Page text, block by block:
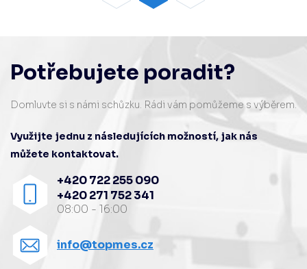
Potřebujete poradit?
Domluvte si s námi schůzku. Rádi vám pomůžeme s výběrem.
Využijte jednu z následujících možností, jak nás
můžete kontaktovat.
+420 722 255 090
+420 271 752 341
08:00 - 16:00
info@topmes.cz